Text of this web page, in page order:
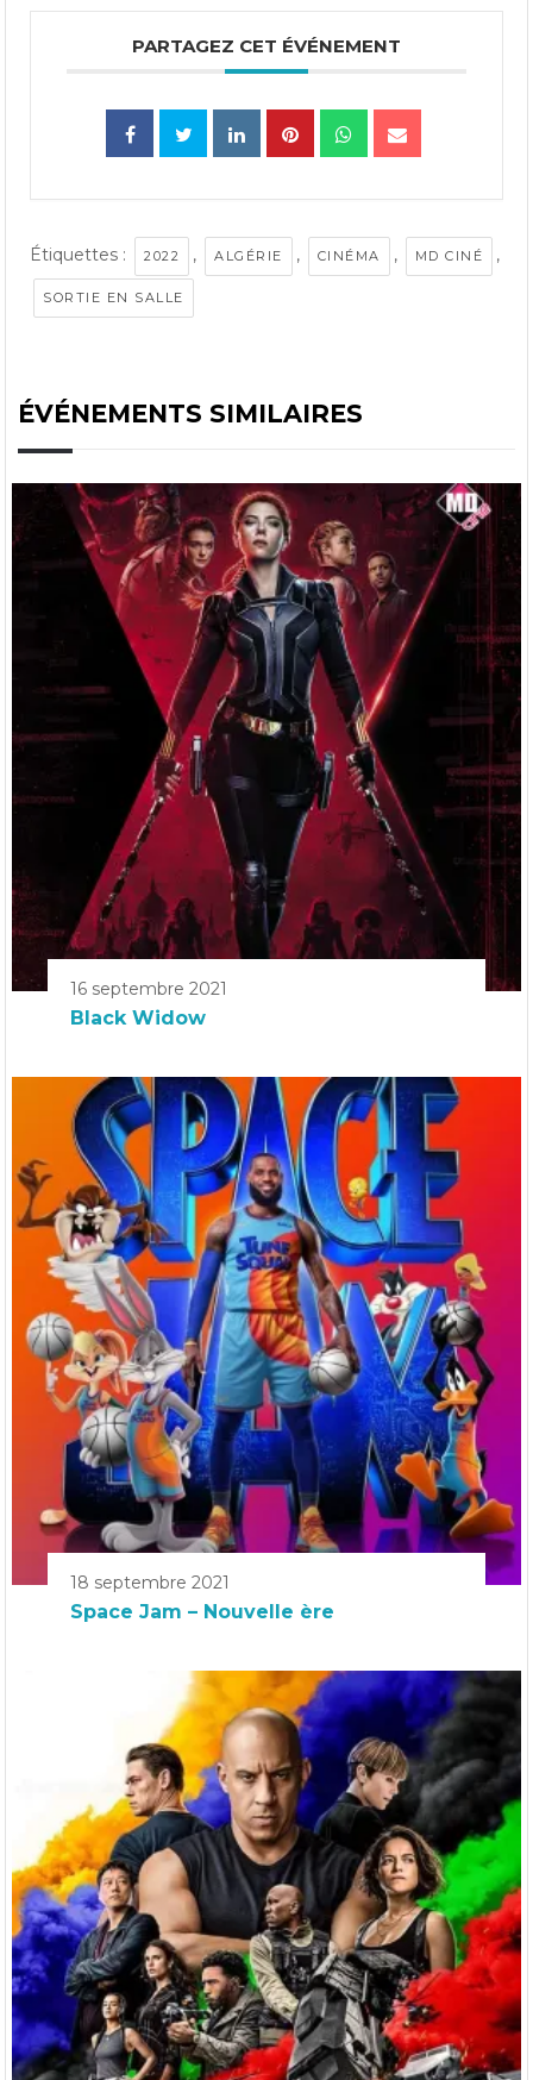
PARTAGEZ CET ÉVÉNEMENT
Étiquettes : 2022 , ALGÉRIE , CINÉMA , MD CINÉ ,
SORTIE EN SALLE
ÉVÉNEMENTS SIMILAIRES
16 septembre 2021
Black Widow
18 septembre 2021
Space Jam – Nouvelle ère